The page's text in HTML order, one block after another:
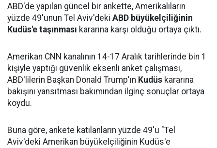
ABD'de yapılan güncel bir ankette, Amerikalıların
yüzde 49'unun Tel Aviv'deki ABD büyükelçiliğinin
Kudüs'e taşınması kararına karşı olduğu ortaya çıktı.
Amerikan CNN kanalının 14-17 Aralık tarihlerinde bin 1
kişiyle yaptığı güvenlik eksenli anket çalışması,
ABD'lilerin Başkan Donald Trump'ın Kudüs kararına
bakışını yansıtması bakımından ilginç sonuçlar ortaya
koydu.
Buna göre, ankete katılanların yüzde 49'u "Tel
Aviv'deki Amerikan büyükelçiliğinin Kudüs'e